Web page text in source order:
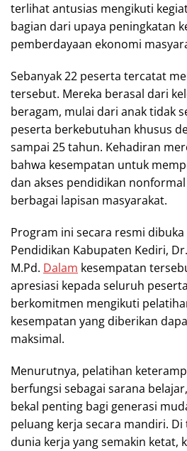
terlihat antusias mengikuti
bagian dari upaya peningkatan
pemberdayaan ekonomi
Sebanyak 22 peserta tercatat
tersebut. Mereka berasal dari
beragam, mulai dari anak tidak
peserta berkebutuhan khusus
sampai 25 tahun. Kehadiran
bahwa kesempatan untuk
dan akses pendidikan
berbagai lapisan masyarakat.
Program ini secara resmi dibuka
Pendidikan Kabupaten Kediri,
M.Pd. Dalam kesempatan
apresiasi kepada seluruh
berkomitmen mengikuti
kesempatan yang diberikan
maksimal.
Menurutnya, pelatihan
berfungsi sebagai sarana
bekal penting bagi generasi
peluang kerja secara mandiri.
dunia kerja yang semakin ketat,